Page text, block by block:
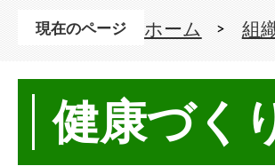
現在のページ ホーム 組
健康づく